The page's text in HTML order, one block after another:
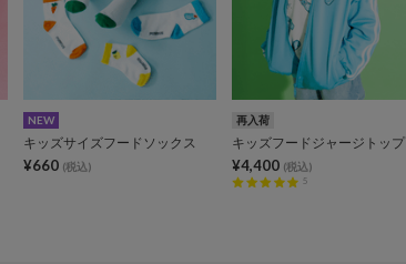
NEW
キッズサイズフードソックス
¥660 (税込)
再入荷
キッズフードジャージトップ
¥4,400 (税込)
5